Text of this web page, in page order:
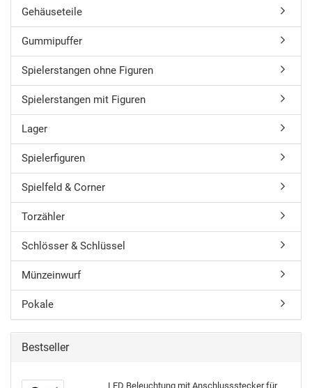
Gehäuseteile
Gummipuffer
Spielerstangen ohne Figuren
Spielerstangen mit Figuren
Lager
Spielerfiguren
Spielfeld & Corner
Torzähler
Schlösser & Schlüssel
Münzeinwurf
Pokale
Bestseller
LED Be­leuch­tung mit An­schluss­ste­cker für